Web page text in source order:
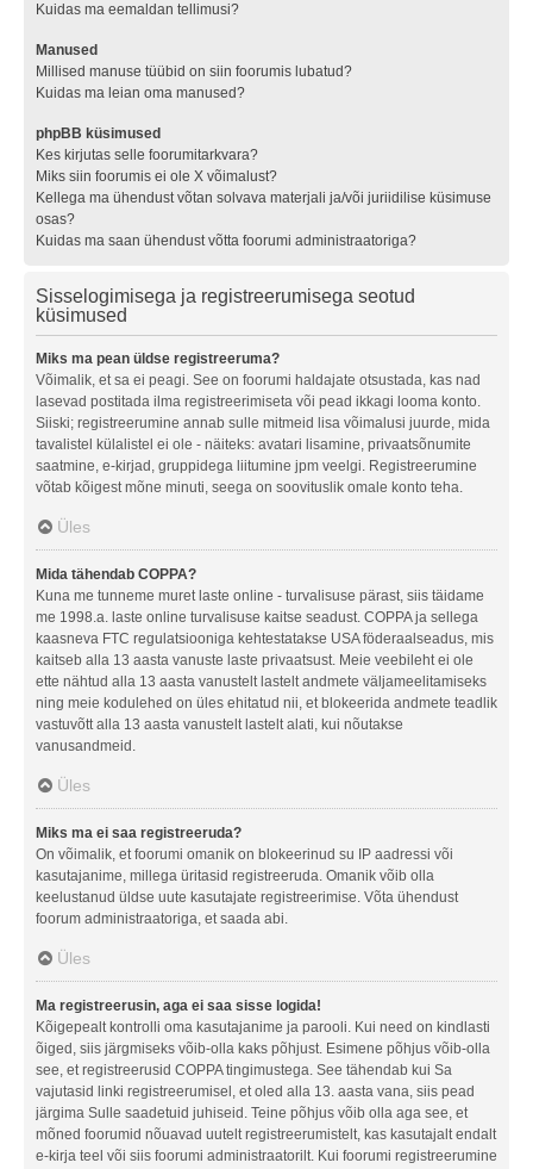
Kuidas ma eemaldan tellimusi?
Manused
Millised manuse tüübid on siin foorumis lubatud?
Kuidas ma leian oma manused?
phpBB küsimused
Kes kirjutas selle foorumitarkvara?
Miks siin foorumis ei ole X võimalust?
Kellega ma ühendust võtan solvava materjali ja/või juriidilise küsimuse
osas?
Kuidas ma saan ühendust võtta foorumi administraatoriga?
Sisselogimisega ja registreerumisega seotud
küsimused
Miks ma pean üldse registreeruma?
Võimalik, et sa ei peagi. See on foorumi haldajate otsustada, kas nad
lasevad postitada ilma registreerimiseta või pead ikkagi looma konto.
Siiski; registreerumine annab sulle mitmeid lisa võimalusi juurde, mida
tavalistel külalistel ei ole - näiteks: avatari lisamine, privaatsõnumite
saatmine, e-kirjad, gruppidega liitumine jpm veelgi. Registreerumine
võtab kõigest mõne minuti, seega on soovituslik omale konto teha.
Üles
Mida tähendab COPPA?
Kuna me tunneme muret laste online - turvalisuse pärast, siis täidame
me 1998.a. laste online turvalisuse kaitse seadust. COPPA ja sellega
kaasneva FTC regulatsiooniga kehtestatakse USA föderaalseadus, mis
kaitseb alla 13 aasta vanuste laste privaatsust. Meie veebileht ei ole
ette nähtud alla 13 aasta vanustelt lastelt andmete väljameelitamiseks
ning meie kodulehed on üles ehitatud nii, et blokeerida andmete teadlik
vastuvõtt alla 13 aasta vanustelt lastelt alati, kui nõutakse
vanusandmeid.
Üles
Miks ma ei saa registreeruda?
On võimalik, et foorumi omanik on blokeerinud su IP aadressi või
kasutajanime, millega üritasid registreeruda. Omanik võib olla
keelustanud üldse uute kasutajate registreerimise. Võta ühendust
foorum administraatoriga, et saada abi.
Üles
Ma registreerusin, aga ei saa sisse logida!
Kõigepealt kontrolli oma kasutajanime ja parooli. Kui need on kindlasti
õiged, siis järgmiseks võib-olla kaks põhjust. Esimene põhjus võib-olla
see, et registreerusid COPPA tingimustega. See tähendab kui Sa
vajutasid linki registreerumisel, et oled alla 13. aasta vana, siis pead
järgima Sulle saadetuid juhiseid. Teine põhjus võib olla aga see, et
mõned foorumid nõuavad uutelt registreerumistelt, kas kasutajalt endalt
e-kirja teel või siis foorumi administraatorilt. Kui foorumi registreerumine